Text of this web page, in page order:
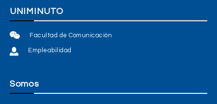
UNIMINUTO
Facultad de Comunicación
Empleabilidad
Somos